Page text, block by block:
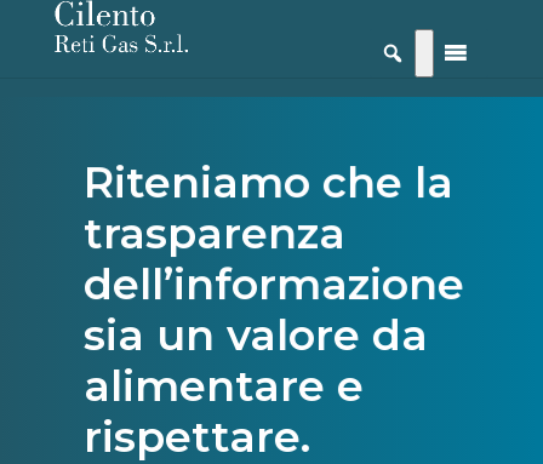
Riteniamo che la
trasparenza
dell’informazione
sia un valore da
alimentare e
rispettare.